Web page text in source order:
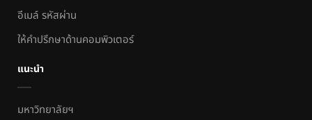
อีเมล์ รหัสผ่าน
ให้คำปรึกษาด้านคอมพิวเตอร์
แนะนำ
มหาวิทยาลัยฯ